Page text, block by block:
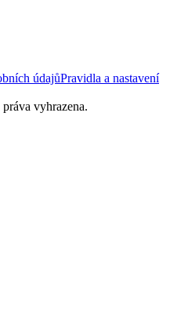
údajůPravidla a nastavení
vyhrazena.